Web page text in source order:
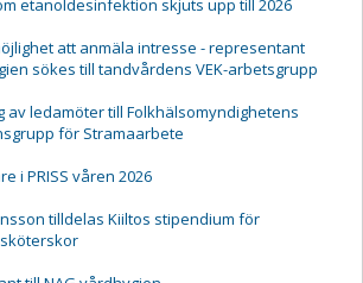
etanoldesinfektion skjuts upp till 2026
att anmäla intresse - representant
sökes till tandvårdens VEK-arbetsgrupp
av ledamöter till Folkhälsomyndighetens
för Stramaarbete
i PRISS våren 2026
tilldelas Kiiltos stipendium för